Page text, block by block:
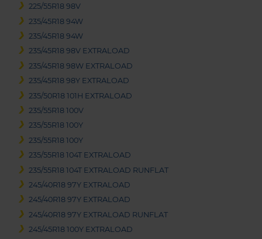
225/55R18 98V
235/45R18 94W
235/45R18 94W
235/45R18 98V EXTRALOAD
235/45R18 98W EXTRALOAD
235/45R18 98Y EXTRALOAD
235/50R18 101H EXTRALOAD
235/55R18 100V
235/55R18 100Y
235/55R18 100Y
235/55R18 104T EXTRALOAD
235/55R18 104T EXTRALOAD RUNFLAT
245/40R18 97Y EXTRALOAD
245/40R18 97Y EXTRALOAD
245/40R18 97Y EXTRALOAD RUNFLAT
245/45R18 100Y EXTRALOAD